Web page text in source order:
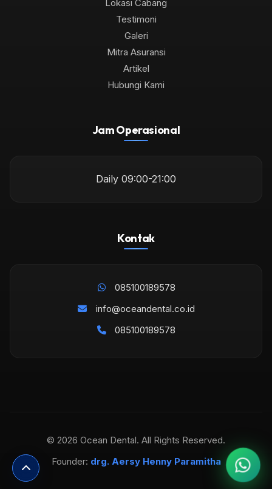
Lokasi Cabang
Testimoni
Galeri
Mitra Asuransi
Artikel
Hubungi Kami
Jam Operasional
Daily 09:00-21:00
Kontak
085100189578
info@oceandental.co.id
085100189578
© 2026 Ocean Dental. All Rights Reserved.
Founder: drg. Aersy Henny Paramitha